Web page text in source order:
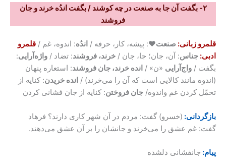
۲- بگفت آن جا به صنعت در چه کوشند / بگفت اندُه خرند و جان
فروشند
قلمرو زبانی: صنعت♥: پیشه، کار، حرفه / اندُه: اندوه، غم / قلمرو
ادبی: جناس: آن، جان؛ جا، جان / خرند، فروشند: تضاد / واژه‌آرایی:
بگفت / واج‌آرایی «ن» / انده خرند، جان فروشند: استعاره پنهان
(اندوه مانند کالایی است که آن را می‌خرند) / انده خریدن: کنایه از
تحمّل کردن غم واندوه/ جان فروختن: کنایه از جان فشانی کردن
بازگردانی: (خسرو) گفت: مردم در آن شهر کاری دارند؟ فرهاد
گفت: غم عشق را می‌خرند و جانشان را بر آن عشق می‌دهند.
پیام: جانفشانی دلشده